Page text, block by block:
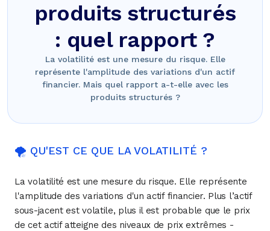
produits structurés
: quel rapport ?
La volatilité est une mesure du risque. Elle
représente l'amplitude des variations d'un actif
financier. Mais quel rapport a-t-elle avec les
produits structurés ?
🌪 QU'EST CE QUE LA VOLATILITÉ ?
La volatilité est une mesure du risque. Elle représente
l'amplitude des variations d'un actif financier. Plus l’actif
sous-jacent est volatile, plus il est probable que le prix
de cet actif atteigne des niveaux de prix extrêmes -